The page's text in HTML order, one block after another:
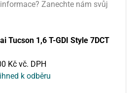
Zanechte nám svůj
Tucson 1,6 T-GDI Style 7DCT
Kč vč. DPH
k odběru